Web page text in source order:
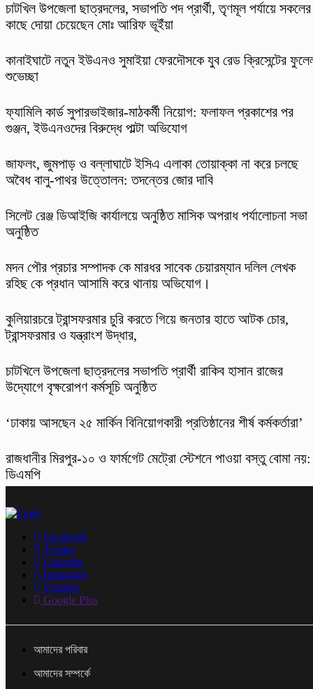
চাটখিল উপজেলা ছাত্রদলের, সভাপতি পদ প্রার্থী, তৃণমূল পর্যায়ে সকলের
কাছে দোয়া চেয়েছেন মোঃ আরিফ ভূইঁয়া
কানাইঘাটে নতুন ইউএনও সুমাইয়া ফেরদৌসকে যুব রেড ক্রিসেন্টের
শুভেচ্ছা
ফ্যামিলি কার্ড সুপারভাইজার-মাঠকর্মী নিয়োগ: ফলাফল প্রকাশের পর
গুঞ্জন, ইউএনওদের বিরুদ্ধে পাল্টা অভিযোগ
​জাফলং, জুমপাড় ও বল্লাঘাটে ইসিএ এলাকা তোয়াক্কা না করে চলছে
অবৈধ বালু-পাথর উত্তোলন: তদন্তের জোর দাবি
‎সিলেট রেঞ্জ ডিআইজি কার্যালয়ে অনুষ্ঠিত মাসিক অপরাধ পর্যালোচনা সভা
অনুষ্ঠিত
মদন পৌর প্রচার সম্পাদক কে মারধর সাবেক চেয়ারম্যান দলিল লেখক
রহিছ কে প্রধান আসামি করে থানায় অভিযোগ।
কুলিয়ারচরে ট্রান্সফরমার চুরি করতে গিয়ে জনতার হাতে আটক চোর,
ট্রান্সফরমার ও যন্ত্রাংশ উদ্ধার,
চাটখিলে উপজেলা ছাত্রদলের সভাপতি প্রার্থী রাকিব হাসান রাজের
উদ্যোগে বৃক্ষরোপণ কর্মসূচি অনুষ্ঠিত
‘ঢাকায় আসছেন ২৫ মার্কিন বিনিয়োগকারী প্রতিষ্ঠানের শীর্ষ কর্মকর্তারা’
রাজধানীর মিরপুর-১০ ও ফার্মগেট মেট্রো স্টেশনে পাওয়া বস্তু বোমা নয়:
ডিএমপি
Facebook
Twitter
Linkedin
Instagram
Youtube
Google Plus
আমাদের পরিবার
আমাদের সম্পর্কে